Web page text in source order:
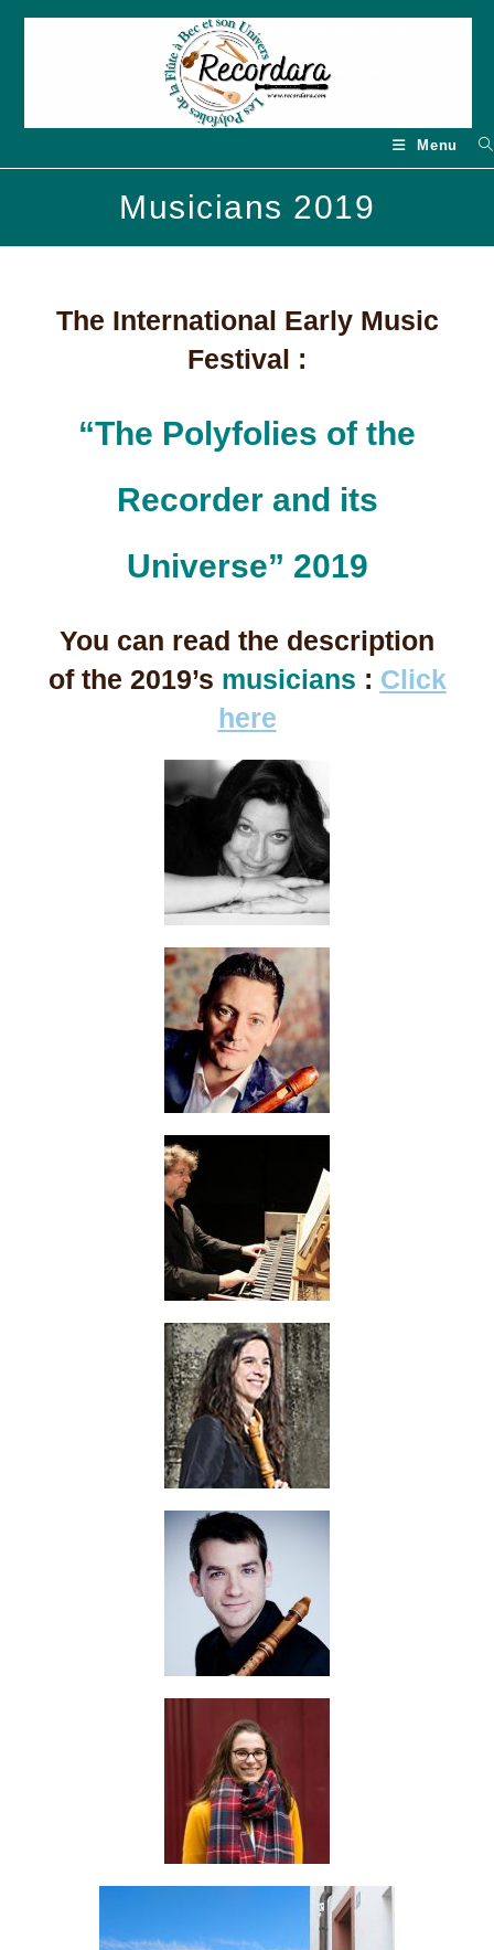
Menu
Musicians 2019
The International Early Music
Festival :
“The Polyfolies of the
Recorder and its
Universe” 2019
You can read the description
of the 2019’s musicians : Click
here